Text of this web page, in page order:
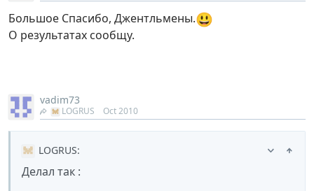
Большое Спасибо, Джентльмены.😃
О результатах сообщу.
vadim73
LOGRUS Oct 2010
LOGRUS:
Делал так :